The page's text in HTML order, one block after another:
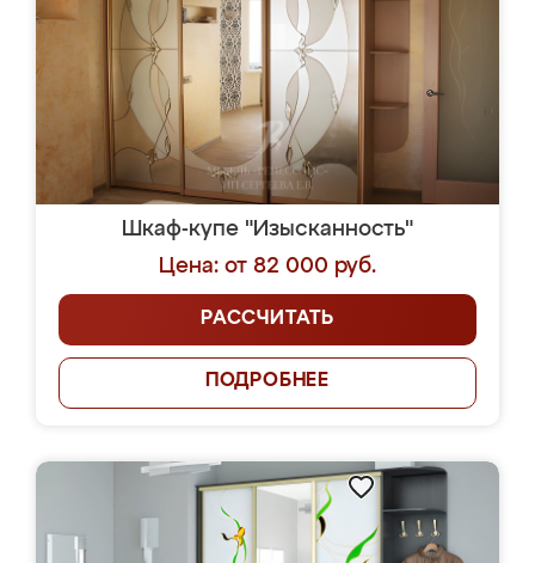
Шкаф-купе "Изысканность"
Цена: от 82 000 руб.
РАССЧИТАТЬ
ПОДРОБНЕЕ